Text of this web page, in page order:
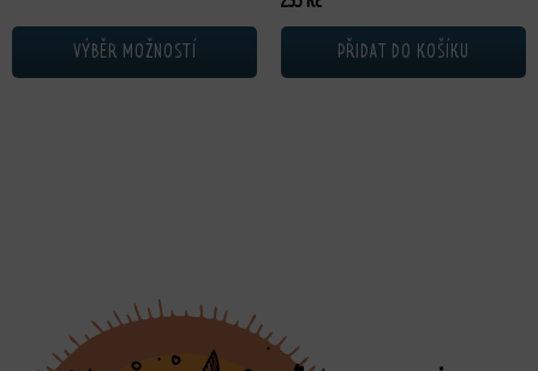
VÝBĚR MOŽNOSTÍ PŘIDAT DO KOŠÍKU